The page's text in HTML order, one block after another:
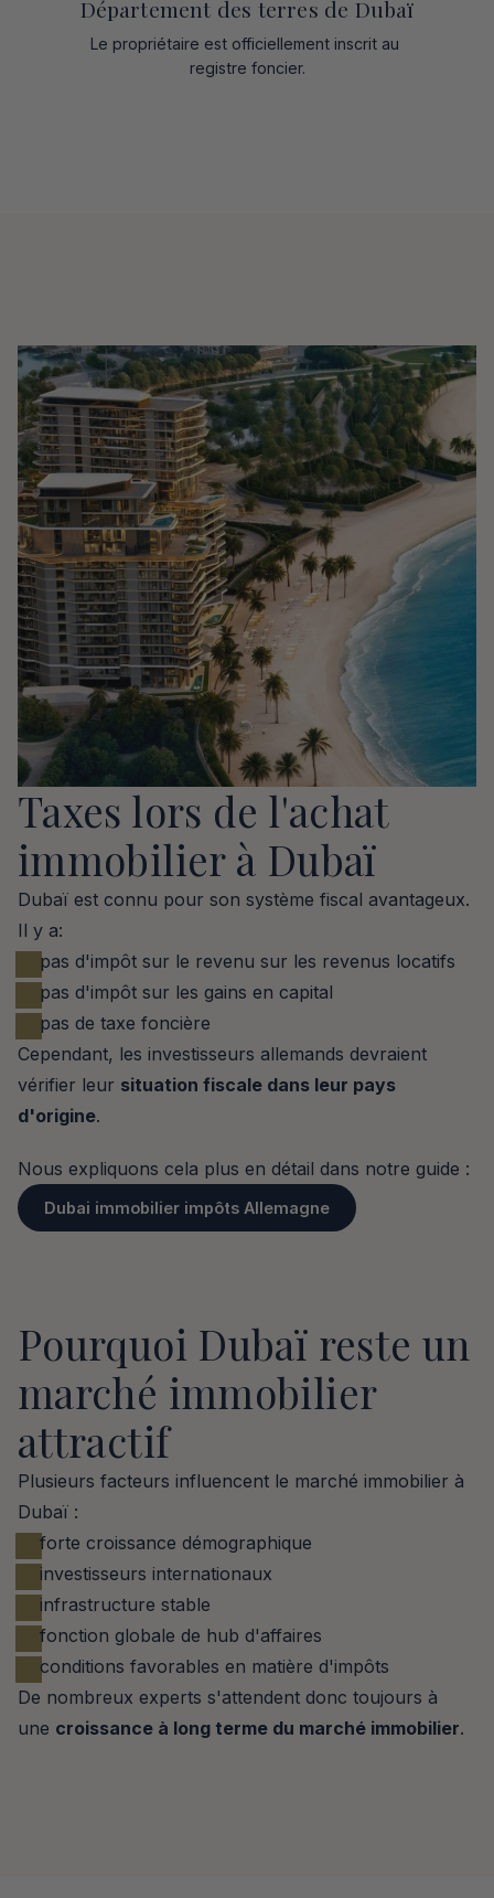
Département des terres de Dubaï
Le propriétaire est officiellement inscrit au
registre foncier.
Taxes lors de l'achat
immobilier à Dubaï
Dubaï est connu pour son système fiscal avantageux.
Il y a:
pas d'impôt sur le revenu sur les revenus locatifs
pas d'impôt sur les gains en capital
pas de taxe foncière
Cependant, les investisseurs allemands devraient
vérifier leur situation fiscale dans leur pays
d'origine.
Nous expliquons cela plus en détail dans notre guide :
Dubai immobilier impôts Allemagne
Pourquoi Dubaï reste un
marché immobilier
attractif
Plusieurs facteurs influencent le marché immobilier à
Dubaï :
forte croissance démographique
investisseurs internationaux
infrastructure stable
fonction globale de hub d'affaires
conditions favorables en matière d'impôts
De nombreux experts s'attendent donc toujours à
une croissance à long terme du marché immobilier.